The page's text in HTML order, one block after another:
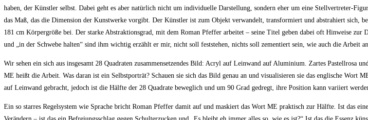
haben, der Künstler selbst. Dabei geht es aber natürlich nicht um individuelle Darstellung, sondern eher um eine Stellvertreter-
das Maß, das die Dimension der Kunstwerke vorgibt. Der Künstler ist zum Objekt verwandelt, transformiert und abstrahiert sich,
181 cm Körpergröße bei. Der starke Abstraktionsgrad, mit dem Roman Pfeffer arbeitet – seine Titel geben dabei oft Hinweise
und „in der Schwebe halten“ sind ihm wichtig erzählt er mir, nicht soll feststehen, nichts soll zementiert sein, wie auch die Arbeit
Wir sehen ein sich aus insgesamt 28 Quadraten zusammensetzendes Bild: Acryl auf Leinwand auf Aluminium. Zartes Pastellrosa
ME heißt die Arbeit. Was daran ist ein Selbstporträt? Schauen sie sich das Bild genau an und visualisieren sie das englische Wort
auf Leinwand gebracht, jedoch ist die Hälfte der 28 Quadrate beweglich und um 90 Grad gedregt, ihre Position kann variiert
Ein so starres Regelsystem wie Sprache bricht Roman Pfeffer damit auf und maskiert das Wort ME praktisch zur Hälfte. Ist das